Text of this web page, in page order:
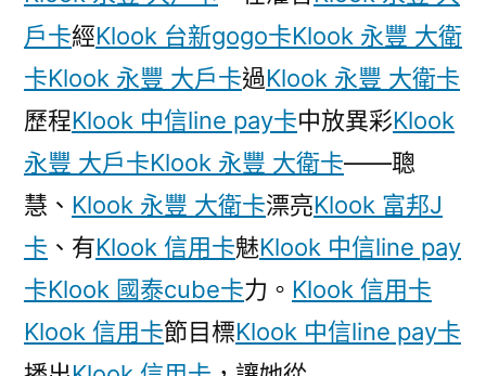
旅
遊
優
惠
會
構
“共
犯”
被
追
戶卡經Klook 台新gogo卡Klook 永豐 大衛
卡Klook 永豐 大戶卡過Klook 永豐 大衛卡
歷程Klook 中信line pay卡中放異彩Klook
永豐 大戶卡Klook 永豐 大衛卡——聰
慧、 Klook 永豐 大衛卡漂亮Klook 富邦J
卡 、有Klook 信用卡魅Klook 中信line pay
卡Klook 國泰cube卡力。 Klook 信用卡
Klook 信用卡節目標Klook 中信line pay卡